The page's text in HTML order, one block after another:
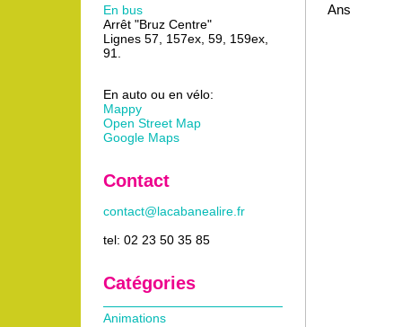
Ans
En bus
Arrêt "Bruz Centre"
Lignes 57, 157ex, 59, 159ex,
91.
En auto ou en vélo:
Mappy
Open Street Map
Google Maps
Contact
contact@lacabanealire.fr
tel: 02 23 50 35 85
Catégories
Animations